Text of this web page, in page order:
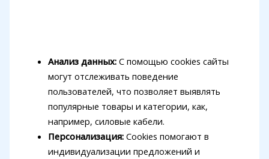
Анализ данных:С помощью cookies сайты
могут отслеживать поведение
пользователей, что позволяет выявлять
популярные товары и категории, как,
например, силовые кабели.
Персонализация:Cookies помогают в
индивидуализации предложений и